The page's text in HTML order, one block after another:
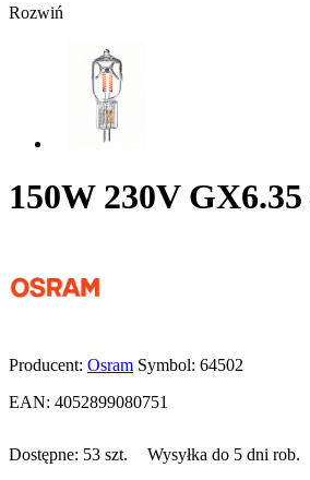
Rozwiń
150W 230V
Producent: Osram Symbol: 64502
EAN: 4052899080751
Dostępne: 53 szt. Wysyłka do 5 dni rob.